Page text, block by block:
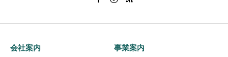
会社案内 事業案内